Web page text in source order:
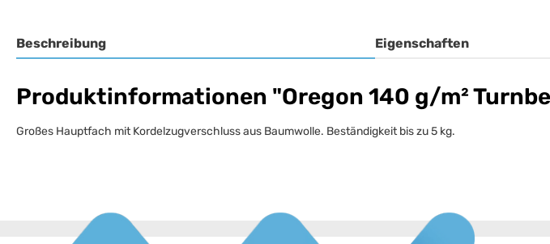
Beschreibung Eigenschaften
Produktinformationen "Oregon 140 g/m²
Großes Hauptfach mit Kordelzugverschluss aus Baumwolle. Beständigkeit bis zu 5 kg.